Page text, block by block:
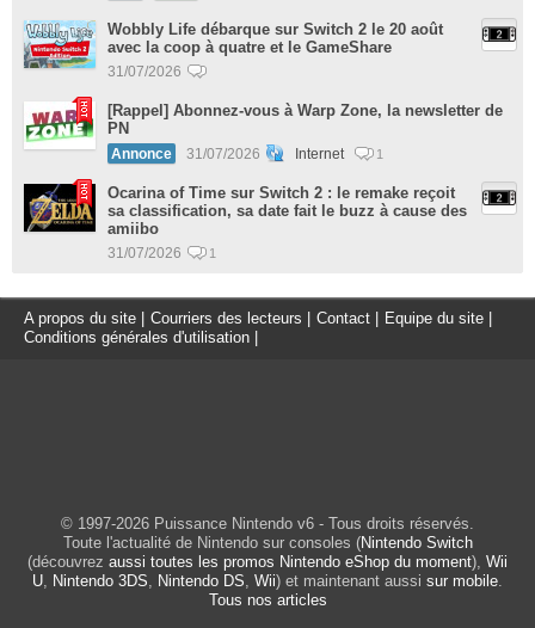
Wobbly Life débarque sur Switch 2 le 20 août
avec la coop à quatre et le GameShare
31/07/2026
[Rappel] Abonnez-vous à Warp Zone, la newsletter de
PN
Annonce 31/07/2026 Internet 1
Ocarina of Time sur Switch 2 : le remake reçoit
sa classification, sa date fait le buzz à cause des
amiibo
31/07/2026 1
A propos du site Courriers des lecteurs Contact Equipe du site
Conditions générales d'utilisation
© 1997-2026 Puissance Nintendo v6 - Tous droits réservés.
Toute l'actualité de Nintendo sur consoles (Nintendo Switch
(découvrez aussi toutes les promos Nintendo eShop du moment), Wii
U, Nintendo 3DS, Nintendo DS, Wii) et maintenant aussi sur mobile.
Tous nos articles